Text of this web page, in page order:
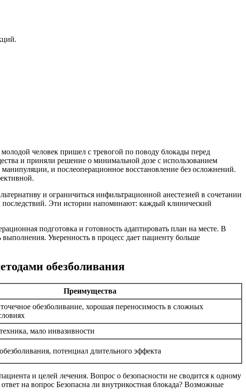
человек пришел с тревогой по поводу блокады перед
и приняли решение о минимальной дозе с использованием
и послеоперационное восстановление без осложнений.
и ограничиться инфильтрационной анестезией в сочетании
Эти истории напоминают: каждый клинический
подготовка и готовность адаптировать план на месте. В
Уверенность в процесс дает пациенту больше
обезболивания
Преимущества
обезболивание, хорошая переносимость в сложных
мало инвазивности
потенциал длительного эффекта
и целей лечения. Вопрос о безопасности не сводится к одному
на вопрос Безопасна ли внутрикостная блокада? Возможные